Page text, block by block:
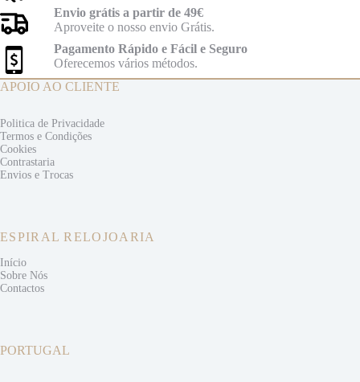
Envio grátis a partir de 49€
Aproveite o nosso envio Grátis.
Pagamento Rápido e Fácil e Seguro
Oferecemos vários métodos.
APOIO AO CLIENTE
Politica de Privacidade
Termos e Condições
Cookies
Contrastaria
Envios e Trocas
ESPIRAL RELOJOARIA
Início
Sobre Nós
Contactos
PORTUGAL